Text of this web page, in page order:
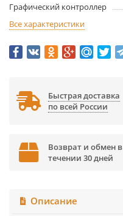
Графический контроллер
Все характеристики
Быстрая доставка
по всей России
Возврат и обмен в
течении 30 дней
Описание